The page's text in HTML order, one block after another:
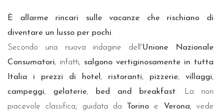
È allarme rincari sulle vacanze che rischiano di
diventare un lusso per pochi.
Secondo una nuova indagine dell'Unione Nazionale
Consumatori, infatti, salgono vertiginosamente in tutta
Italia i prezzi di hotel , ristoranti, pizzerie, villaggi,
campeggi, gelaterie, bed and breakfast. La non
piacevole classifica, guidata da Torino e Verona, vede